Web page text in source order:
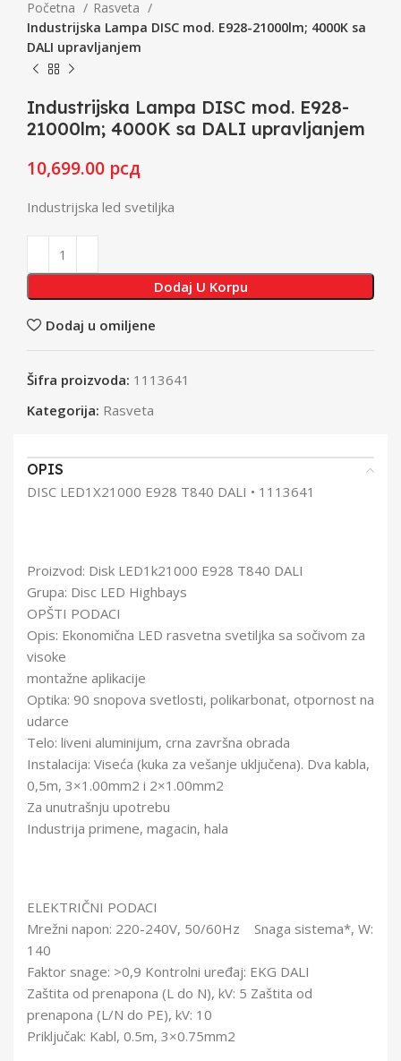
Početna
Rasveta
Industrijska Lampa DISC mod. E928-21000lm; 4000K sa
DALI upravljanjem
Industrijska Lampa DISC mod. E928-
21000lm; 4000K sa DALI upravljanjem
10,699.00 рсд
Industrijska led svetiljka
Dodaj U Korpu
Dodaj u omiljene
Šifra proizvoda: 1113641
Kategorija: Rasveta
OPIS
DISC LED1X21000 E928 T840 DALI • 1113641
Proizvod: Disk LED1k21000 E928 T840 DALI
Grupa: Disc LED Highbays
OPŠTI PODACI
Opis: Ekonomična LED rasvetna svetiljka sa sočivom za
visoke
montažne aplikacije
Optika: 90 snopova svetlosti, polikarbonat, otpornost na
udarce
Telo: liveni aluminijum, crna završna obrada
Instalacija: Viseća (kuka za vešanje uključena). Dva kabla,
0,5m, 3×1.00mm2 i 2×1.00mm2
Za unutrašnju upotrebu
Industrija primene, magacin, hala
ELEKTRIČNI PODACI
Mrežni napon: 220-240V, 50/60Hz Snaga sistema*, W:
140
Faktor snage: >0,9 Kontrolni uređaj: EKG DALI
Zaštita od prenapona (L do N), kV: 5 Zaštita od
prenapona (L/N do PE), kV: 10
Priključak: Kabl, 0.5m, 3×0.75mm2